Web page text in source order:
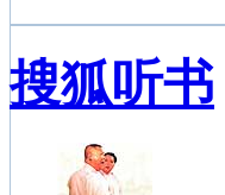
搜狐听书